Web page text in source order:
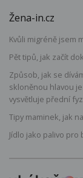
Žena-in.cz
Kvůli migréně jsem
Pět tipů, jak začít
Způsob, jak se
skloněnou hlavou
vysvětluje přední
Tipy maminek, jak
Jídlo jako palivo pro